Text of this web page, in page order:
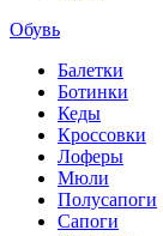
Обувь
Балетки
Ботинки
Кеды
Кроссовки
Лоферы
Мюли
Полусапоги
Сапоги